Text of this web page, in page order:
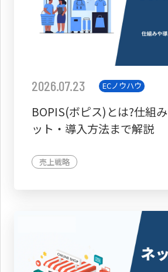
2026.07.23 ECノウハウ
BOPIS(ボピス)とは?仕組
ット・導入方法まで解説
売上戦略